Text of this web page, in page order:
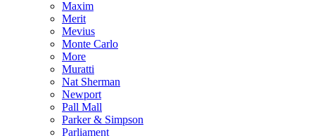
Maxim
Merit
Mevius
Monte Carlo
More
Muratti
Nat Sherman
Newport
Pall Mall
Parker & Simpson
Parliament